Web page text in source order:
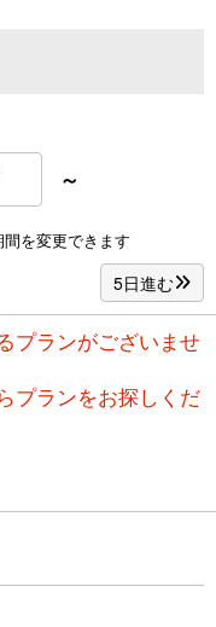
～
を変更できます
5日進む
プランがございませ
プランをお探しくだ